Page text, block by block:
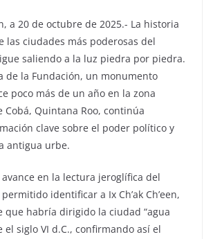
a 20 de octubre de 2025.- La historia
las ciudades más poderosas del
saliendo a la luz piedra por piedra.
de la Fundación, un monumento
poco más de un año en la zona
Cobá, Quintana Roo, continúa
clave sobre el poder político y
antigua urbe.
en la lectura jeroglífica del
identificar a Ix Ch’ak Ch’een,
que habría dirigido la ciudad “agua
el siglo VI d.C., confirmando así el